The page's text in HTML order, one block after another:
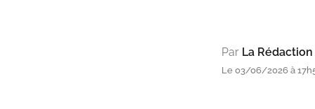
Par La Rédaction
Le 03/06/2026 à